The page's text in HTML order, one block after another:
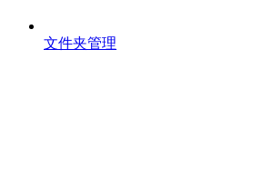
文件夹管理